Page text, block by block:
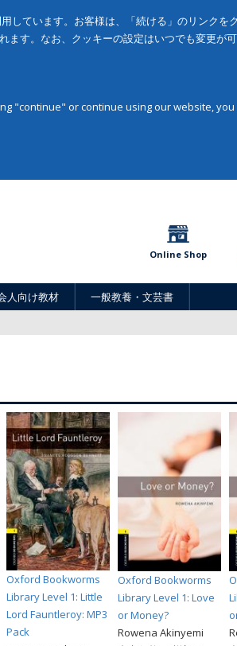
しています。お客様は、「続ける」のリンクを
す。なお、クッキーの設定はいつでも変更が可
"continue" or continue using our website,
Online Shop
人向け教材 一般教養・文芸書
Oxford Bookworms
Library Level 1: Little
Lord Fauntleroy: MP3
Pack
Oxford Bookworms
Library Level 1: Love
or Money?
Rowena Akinyemi